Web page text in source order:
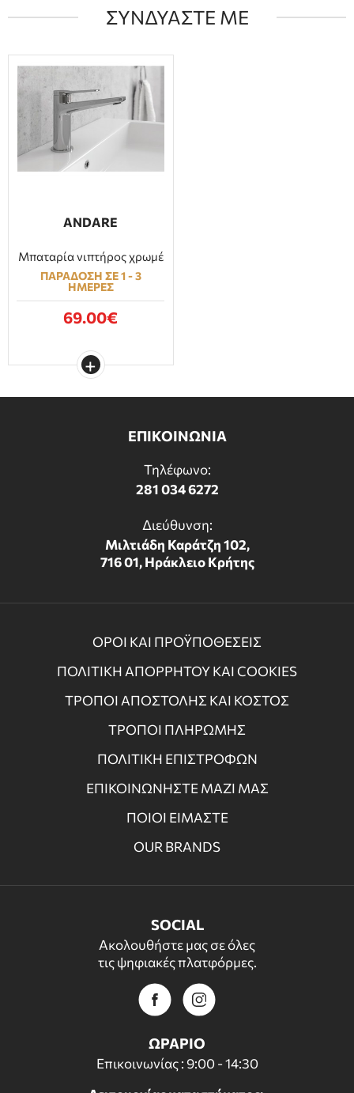
ΣΥΝΔΥΑΣΤΕ ΜΕ
ANDARE
Μπαταρία νιπτήρος χρωμέ
ΠΑΡΑΔΟΣΗ ΣΕ 1 - 3
ΗΜΕΡΕΣ
69.00€
ΕΠΙΚΟΙΝΩΝΙΑ
Τηλέφωνο:
281 034 6272
Διεύθυνση:
Μιλτιάδη Καράτζη 102,
716 01, Ηράκλειο Κρήτης
ΟΡΟΙ ΚΑΙ ΠΡΟΫΠΟΘΕΣΕΙΣ
ΠΟΛΙΤΙΚΗ ΑΠΟΡΡΗΤΟΥ ΚΑΙ COOKIES
ΤΡΟΠΟΙ ΑΠΟΣΤΟΛΗΣ ΚΑΙ ΚΟΣΤΟΣ
ΤΡΟΠΟΙ ΠΛΗΡΩΜΗΣ
ΠΟΛΙΤΙΚΗ ΕΠΙΣΤΡΟΦΩΝ
ΕΠΙΚΟΙΝΩΝΗΣΤΕ ΜΑΖΙ ΜΑΣ
ΠΟΙΟΙ ΕΙΜΑΣΤΕ
OUR BRANDS
SOCIAL
Ακολουθήστε μας σε όλες
τις ψηφιακές πλατφόρμες.
ΩΡΑΡΙΟ
Επικοινωνίας : 9:00 - 14:30